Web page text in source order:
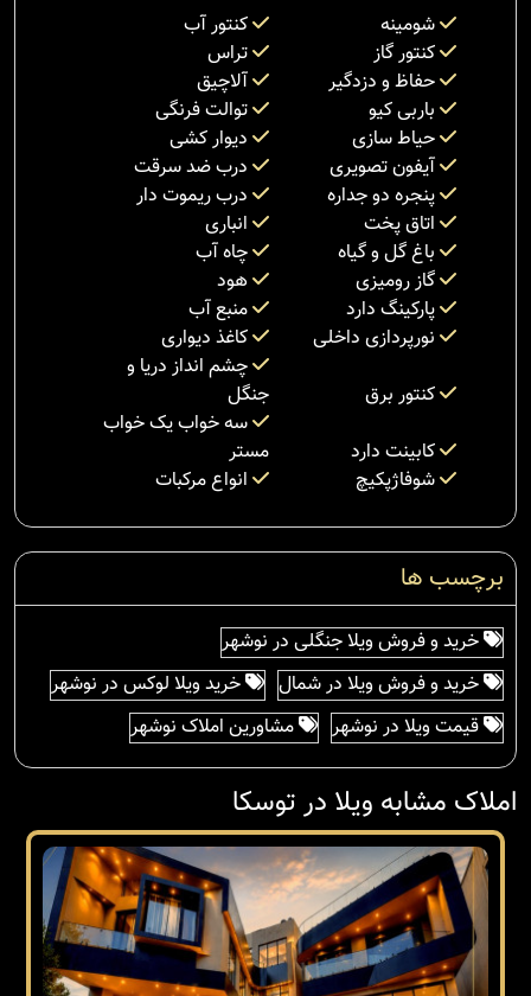
شومینه
کنتور آب
کنتور گاز
تراس
حفاظ و دزدگیر
آلاچیق
باربی کیو
توالت فرنگی
حیاط سازی
دیوار کشی
آیفون تصویری
درب ضد سرقت
پنجره دو جداره
درب ریموت دار
اتاق پخت
انباری
باغ گل و گیاه
چاه آب
گاز رومیزی
هود
پارکینگ دارد
منبع آب
نورپردازی داخلی
کاغذ دیواری
کنتور برق
چشم انداز دریا و
جنگل
کابینت دارد
سه خواب یک خواب
مستر
شوفاژپکیچ
انواع مرکبات
برچسب ها
خرید و فروش ویلا جنگلی در نوشهر
خرید و فروش ویلا در شمال
خرید ویلا لوکس در نوشهر
قیمت ویلا در نوشهر
مشاورین املاک نوشهر
املاک مشابه ویلا در توسکا